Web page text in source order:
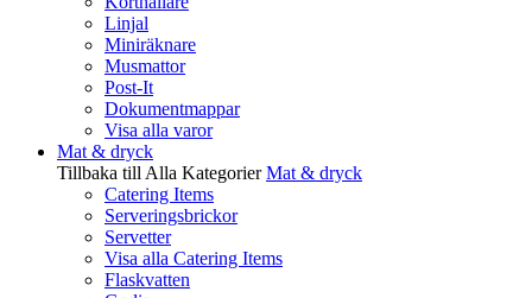
Linjal
Miniräknare
Musmattor
Post-It
Dokumentmappar
Visa alla varor
Mat & dryck
Tillbaka till Alla Kategorier Mat & dryck
Catering Items
Serveringsbrickor
Servetter
Visa alla Catering Items
Flaskvatten